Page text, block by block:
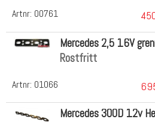
Artnr: 00761
Artnr: 01066
Mercedes 2,5 16V
Rostfritt
Mercedes 300D 12v